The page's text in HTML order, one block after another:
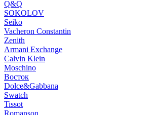
Q&Q
SOKOLOV
Seiko
Vacheron Constantin
Zenith
Armani Exchange
Calvin Klein
Moschino
Восток
Dolce&Gabbana
Swatch
Tissot
Romanson